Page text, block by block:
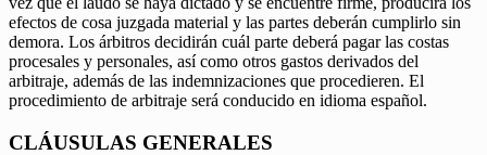
efectos de cosa juzgada material y las partes deberán cumplirlo sin
demora. Los árbitros decidirán cuál parte deberá pagar las costas
procesales y personales, así como otros gastos derivados del
arbitraje, además de las indemnizaciones que procedieren. El
procedimiento de arbitraje será conducido en idioma español.
CLÁUSULAS GENERALES